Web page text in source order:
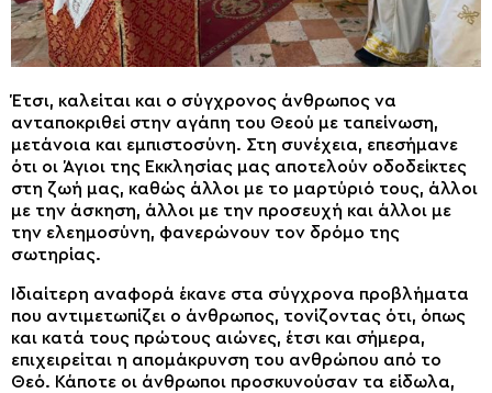
Έτσι, καλείται και ο σύγχρονος άνθρωπος να
ανταποκριθεί στην αγάπη του Θεού με ταπείνωση,
μετάνοια και εμπιστοσύνη. Στη συνέχεια, επεσήμανε
ότι οι Άγιοι της Εκκλησίας μας αποτελούν οδοδείκτες
στη ζωή μας, καθώς άλλοι με το μαρτύριό τους, άλλοι
με την άσκηση, άλλοι με την προσευχή και άλλοι με
την ελεημοσύνη, φανερώνουν τον δρόμο της
σωτηρίας.
Ιδιαίτερη αναφορά έκανε στα σύγχρονα προβλήματα
που αντιμετωπίζει ο άνθρωπος, τονίζοντας ότι, όπως
και κατά τους πρώτους αιώνες, έτσι και σήμερα,
επιχειρείται η απομάκρυνση του ανθρώπου από το
Θεό. Κάποτε οι άνθρωποι προσκυνούσαν τα είδωλα,